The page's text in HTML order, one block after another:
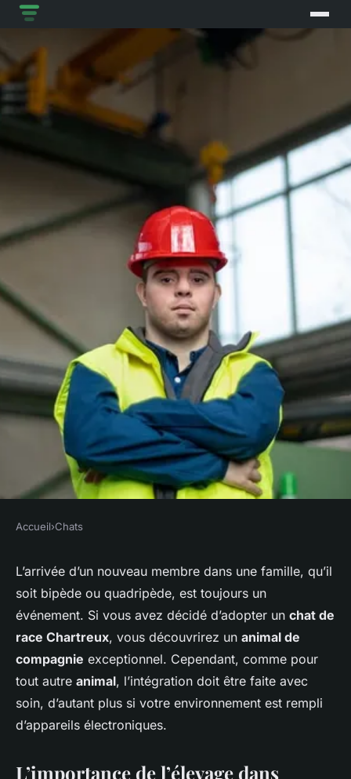
Comment intégrer un chat de
race Chartreux dans un
environnement avec de
nombreux appareils
électroniques?
Accueil›Chats
L’arrivée d’un nouveau membre dans une famille, qu’il
soit bipède ou quadripède, est toujours un
événement. Si vous avez décidé d’adopter un chat de
race Chartreux, vous découvrirez un animal de
compagnie exceptionnel. Cependant, comme pour
tout autre animal, l’intégration doit être faite avec
soin, d’autant plus si votre environnement est rempli
d’appareils électroniques.
L’importance de l’élevage dans